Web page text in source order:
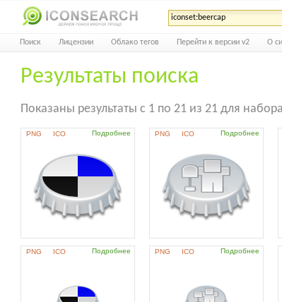
Поиск Лицензии Облако тегов Перейти к версии v2 О
Результаты поиска
Показаны результаты с 1 по 21 из 21 для
PNG ICO Подробнее PNG ICO Подробнее
PNG ICO Подробнее PNG ICO Подробнее